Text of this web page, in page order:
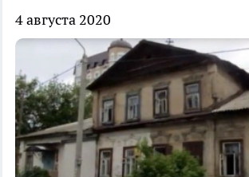
4 августа 2020